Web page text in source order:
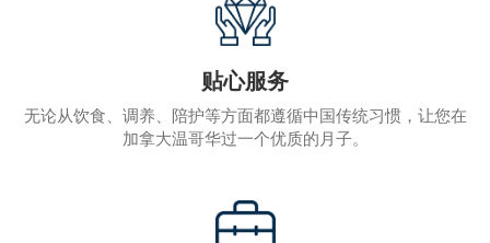
贴心服务
无论从饮食、调养、陪护等方面都遵循中国传统习惯，让您在
加拿大温哥华过一个优质的月子。